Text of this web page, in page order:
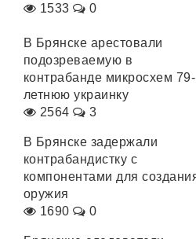
1533
0
В Брянске арестовали
подозреваемую в
контрабанде микросхем 79-
летнюю украинку
2564
3
В Брянске задержали
контрабандистку с
компонентами для
оружия
1690
0